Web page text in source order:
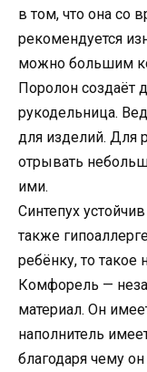
в том, что она со
рекомендуется
можно большим
Поролон создаёт
рукодельница.
для изделий. Для
отрывать
ими.
Синтепух
также
ребёнку, то
Комфорель —
материал. Он
наполнитель
благодаря чему